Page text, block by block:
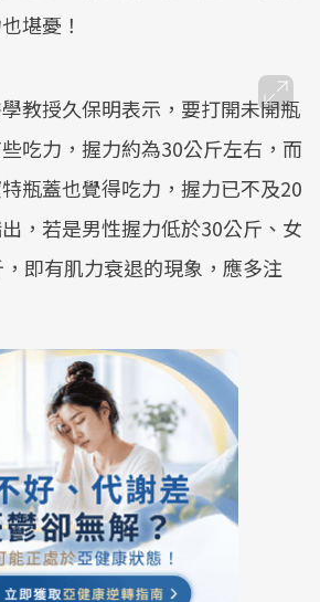
堪憂！
教授久保明表示，要打開未開瓶
吃力，握力約為30公斤左右，而
瓶蓋也覺得吃力，握力已不及20
，若是男性握力低於30公斤、女
即有肌力衰退的現象，應多注